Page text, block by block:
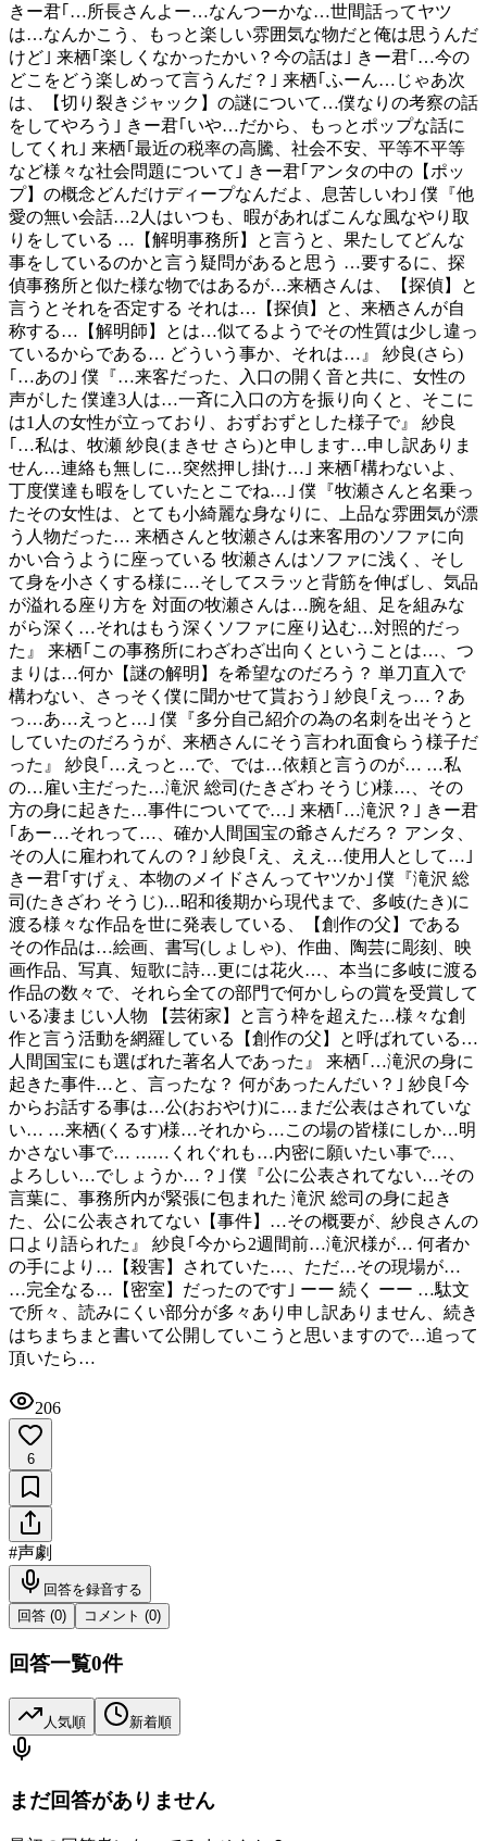
きー君｢…所長さんよー…なんつーかな…世間話ってヤツ
は…なんかこう、もっと楽しい雰囲気な物だと俺は思うんだ
けど｣ 来栖｢楽しくなかったかい？今の話は｣ きー君｢…今の
どこをどう楽しめって言うんだ？｣ 来栖｢ふーん…じゃあ次
は、【切り裂きジャック】の謎について…僕なりの考察の話
をしてやろう｣ きー君｢いや…だから、もっとポップな話に
してくれ｣ 来栖｢最近の税率の高騰、社会不安、平等不平等
など様々な社会問題について｣ きー君｢アンタの中の【ポッ
プ】の概念どんだけディープなんだよ、息苦しいわ｣ 僕『他
愛の無い会話…2人はいつも、暇があればこんな風なやり取
りをしている …【解明事務所】と言うと、果たしてどんな
事をしているのかと言う疑問があると思う …要するに、探
偵事務所と似た様な物ではあるが…来栖さんは、【探偵】と
言うとそれを否定する それは…【探偵】と、来栖さんが自
称する…【解明師】とは…似てるようでその性質は少し違っ
ているからである… どういう事か、それは…』 紗良(さら)
｢…あの｣ 僕『…来客だった、入口の開く音と共に、女性の
声がした 僕達3人は…一斉に入口の方を振り向くと、そこに
は1人の女性が立っており、おずおずとした様子で』 紗良
｢…私は、牧瀬 紗良(まきせ さら)と申します…申し訳ありま
せん…連絡も無しに…突然押し掛け…｣ 来栖｢構わないよ、
丁度僕達も暇をしていたとこでね…｣ 僕『牧瀬さんと名乗っ
たその女性は、とても小綺麗な身なりに、上品な雰囲気が漂
う人物だった… 来栖さんと牧瀬さんは来客用のソファに向
かい合うように座っている 牧瀬さんはソファに浅く、そし
て身を小さくする様に…そしてスラッと背筋を伸ばし、気品
が溢れる座り方を 対面の牧瀬さんは…腕を組、足を組みな
がら深く…それはもう深くソファに座り込む…対照的だっ
た』 来栖｢この事務所にわざわざ出向くということは…、つ
まりは…何か【謎の解明】を希望なのだろう？ 単刀直入で
構わない、さっそく僕に聞かせて貰おう｣ 紗良｢えっ…？あ
っ…あ…えっと…｣ 僕『多分自己紹介の為の名刺を出そうと
していたのだろうが、来栖さんにそう言われ面食らう様子だ
った』 紗良｢…えっと…で、では…依頼と言うのが… …私
の…雇い主だった…滝沢 総司(たきざわ そうじ)様…、その
方の身に起きた…事件についてで…｣ 来栖｢…滝沢？｣ きー君
｢あー…それって…、確か人間国宝の爺さんだろ？ アンタ、
その人に雇われてんの？｣ 紗良｢え、ええ…使用人として…｣
きー君｢すげぇ、本物のメイドさんってヤツか｣ 僕『滝沢 総
司(たきざわ そうじ)…昭和後期から現代まで、多岐(たき)に
渡る様々な作品を世に発表している、【創作の父】である
その作品は…絵画、書写(しょしゃ)、作曲、陶芸に彫刻、映
画作品、写真、短歌に詩…更には花火…、本当に多岐に渡る
作品の数々で、それら全ての部門で何かしらの賞を受賞して
いる凄まじい人物 【芸術家】と言う枠を超えた…様々な創
作と言う活動を網羅している【創作の父】と呼ばれている…
人間国宝にも選ばれた著名人であった』 来栖｢…滝沢の身に
起きた事件…と、言ったな？ 何があったんだい？｣ 紗良｢今
からお話する事は…公(おおやけ)に…まだ公表はされていな
い… …来栖(くるす)様…それから…この場の皆様にしか…明
かさない事で… ……くれぐれも…内密に願いたい事で…、
よろしい…でしょうか…？｣ 僕『公に公表されてない…その
言葉に、事務所内が緊張に包まれた 滝沢 総司の身に起き
た、公に公表されてない【事件】…その概要が、紗良さんの
口より語られた』 紗良｢今から2週間前…滝沢様が… 何者か
の手により…【殺害】されていた…、ただ…その現場が…
…完全なる…【密室】だったのです｣ ーー 続く ーー …駄文
で所々、読みにくい部分が多々あり申し訳ありません、続き
はちまちまと書いて公開していこうと思いますので…追って
頂いたら…
206
6
#声劇
回答を録音する
回答 (0) コメント (0)
回答一覧0件
人気順 新着順
まだ回答がありません